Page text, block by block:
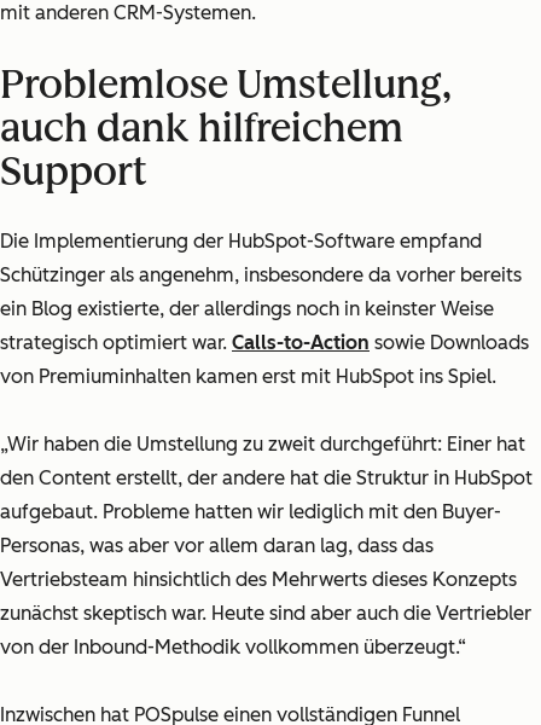
mit anderen CRM-Systemen.
Problemlose Umstellung,
auch dank hilfreichem
Support
Die Implementierung der HubSpot-Software empfand
Schützinger als angenehm, insbesondere da vorher bereits
ein Blog existierte, der allerdings noch in keinster Weise
strategisch optimiert war. Calls-to-Action sowie Downloads
von Premiuminhalten kamen erst mit HubSpot ins Spiel.
„Wir haben die Umstellung zu zweit durchgeführt: Einer hat
den Content erstellt, der andere hat die Struktur in HubSpot
aufgebaut. Probleme hatten wir lediglich mit den Buyer-
Personas, was aber vor allem daran lag, dass das
Vertriebsteam hinsichtlich des Mehrwerts dieses Konzepts
zunächst skeptisch war. Heute sind aber auch die Vertriebler
von der Inbound-Methodik vollkommen überzeugt.“
Inzwischen hat POSpulse einen vollständigen Funnel